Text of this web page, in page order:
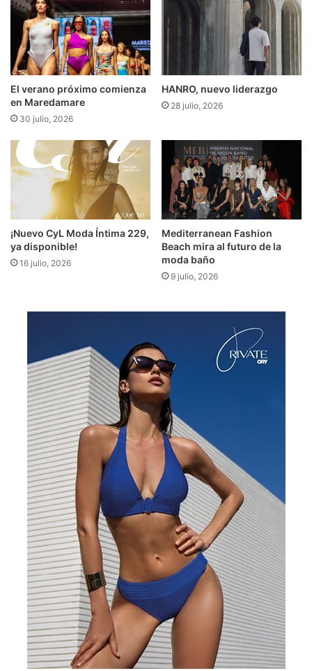
El verano próximo comienza
en Maredamare
30 julio, 2026
HANRO, nuevo liderazgo
28 julio, 2026
¡Nuevo CyL Moda Íntima 229,
ya disponible!
16 julio, 2026
Mediterranean Fashion
Beach mira al futuro de la
moda baño
9 julio, 2026